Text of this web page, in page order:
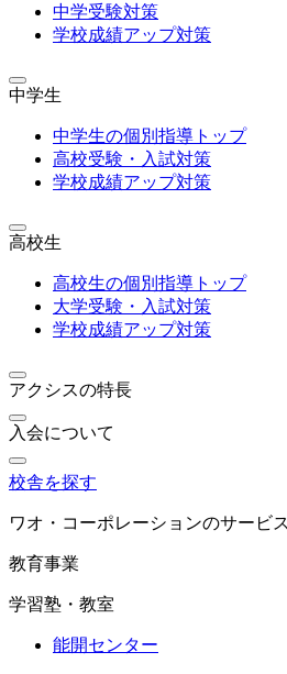
中学受験対策
学校成績アップ対策
中学生
中学生の個別指導トップ
高校受験・入試対策
学校成績アップ対策
高校生
高校生の個別指導トップ
大学受験・入試対策
学校成績アップ対策
アクシスの特長
入会について
校舎を探す
ワオ・コーポレーションのサービス
教育事業
学習塾・教室
能開センター